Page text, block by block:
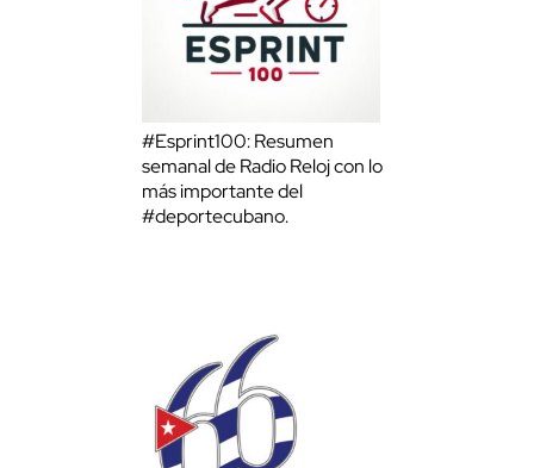
#Esprint100: Resumen
semanal de Radio Reloj con lo
más importante del
#deportecubano.